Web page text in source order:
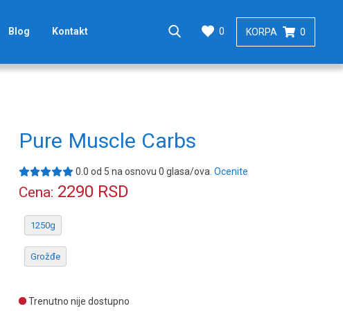
Blog Kontakt 0 KORPA 0
Pure Muscle Carbs
0.0 od 5 na osnovu 0 glasa/ova. Ocenite
Cena: 2290 RSD
1250g
Grožđe
Trenutno nije dostupno